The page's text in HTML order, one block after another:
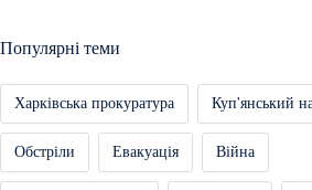
Популярні теми
Харківська прокуратура Куп'янський
Обстріли Евакуація Війна